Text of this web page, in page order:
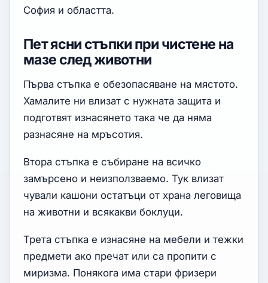
София и областта.
Пет ясни стъпки при чистене на
мазе след животни
Първа стъпка е обезопасяване на мястото.
Хамалите ни влизат с нужната защита и
подготвят изнасянето така че да няма
разнасяне на мръсотия.
Втора стъпка е събиране на всичко
замърсено и неизползваемо. Тук влизат
чували кашони остатъци от храна леговища
на животни и всякакви боклуци.
Трета стъпка е изнасяне на мебели и тежки
предмети ако пречат или са пропити с
миризма. Понякога има стари фризери